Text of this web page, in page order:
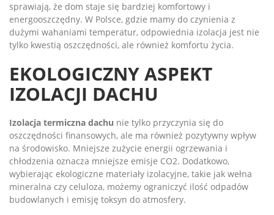
sprawiają, że dom staje się bardziej komfortowy i
energooszczędny. W Polsce, gdzie mamy do czynienia z
dużymi wahaniami temperatur, odpowiednia izolacja jest nie
tylko kwestią oszczędności, ale również komfortu życia.
EKOLOGICZNY ASPEKT
IZOLACJI DACHU
Izolacja termiczna dachu nie tylko przyczynia się do
oszczędności finansowych, ale ma również pozytywny wpływ
na środowisko. Mniejsze zużycie energii ogrzewania i
chłodzenia oznacza mniejsze emisje CO2. Dodatkowo,
wybierając ekologiczne materiały izolacyjne, takie jak wełna
mineralna czy celuloza, możemy ograniczyć ilość odpadów
budowlanych i emisję toksyn do atmosfery.